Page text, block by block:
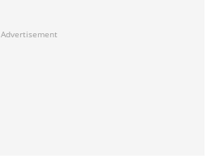
Advertisement